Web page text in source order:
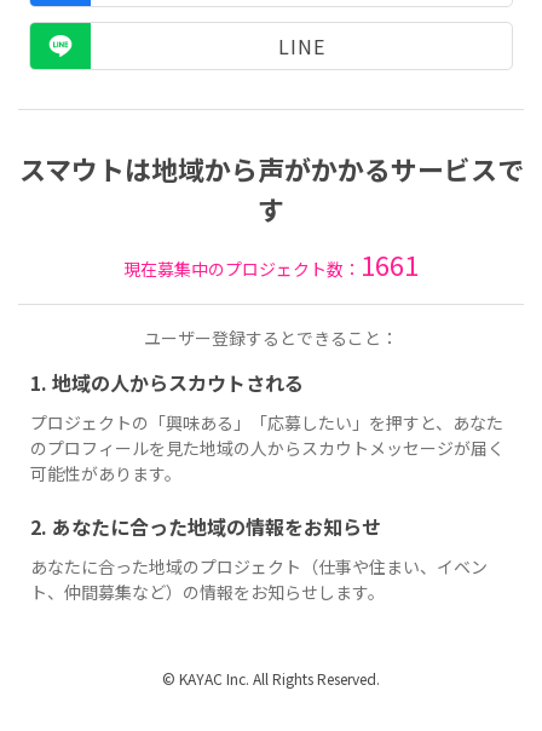
LINE
スマウトは地域から声がかかるサービスで
す
現在募集中のプロジェクト数： 1661
ユーザー登録するとできること：
1. 地域の人からスカウトされる
プロジェクトの「興味ある」「応募したい」を押すと、あなた
のプロフィールを見た地域の人からスカウトメッセージが届く
可能性があります。
2. あなたに合った地域の情報をお知らせ
あなたに合った地域のプロジェクト（仕事や住まい、イベン
ト、仲間募集など）の情報をお知らせします。
© KAYAC Inc. All Rights Reserved.